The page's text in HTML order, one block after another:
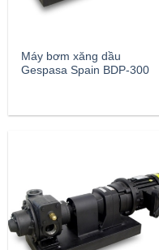
Máy bơm xăng dầu
Gespasa Spain BDP-300